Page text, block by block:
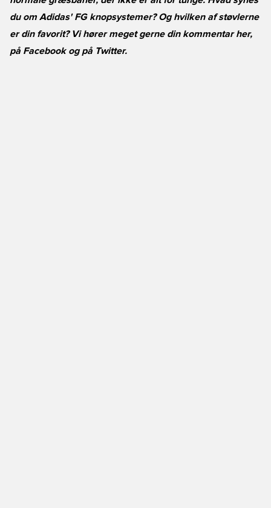
du om Adidas' FG knopsystemer? Og hvilken af støvlerne
er din favorit? Vi hører meget gerne din kommentar her,
på Facebookog på Twitter.